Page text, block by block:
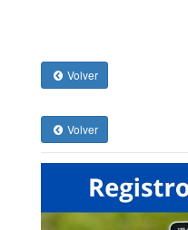
Volver
Volver